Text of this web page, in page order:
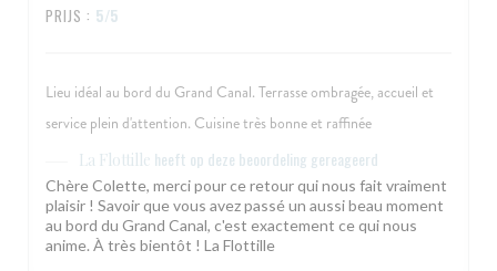
PRIJS : 5/5
Lieu idéal au bord du Grand Canal. Terrasse ombragée, accueil et
service plein d'attention. Cuisine très bonne et raffinée
La Flottille heeft op deze beoordeling gereageerd
Chère Colette, merci pour ce retour qui nous fait vraiment
plaisir ! Savoir que vous avez passé un aussi beau moment
au bord du Grand Canal, c'est exactement ce qui nous
anime. À très bientôt ! La Flottille